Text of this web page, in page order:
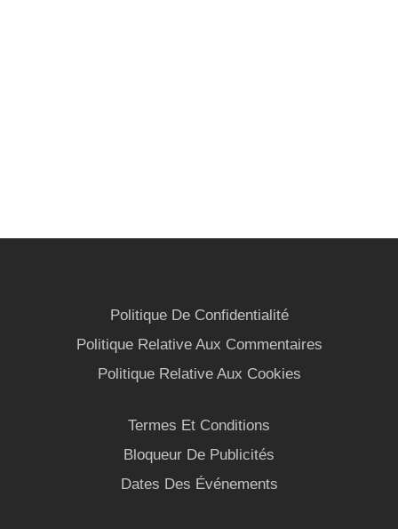
Politique De Confidentialité
Politique Relative Aux Commentaires
Politique Relative Aux Cookies
Termes Et Conditions
Bloqueur De Publicités
Dates Des Événements